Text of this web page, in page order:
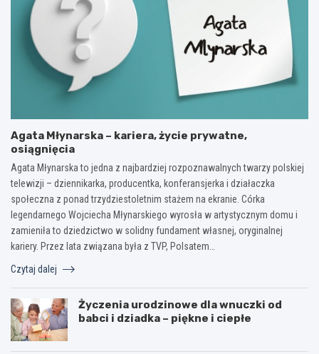
Agata Młynarska – kariera, życie prywatne,
osiągnięcia
Agata Młynarska to jedna z najbardziej rozpoznawalnych twarzy polskiej
telewizji – dziennikarka, producentka, konferansjerka i działaczka
społeczna z ponad trzydziestoletnim stażem na ekranie. Córka
legendarnego Wojciecha Młynarskiego wyrosła w artystycznym domu i
zamieniła to dziedzictwo w solidny fundament własnej, oryginalnej
kariery. Przez lata związana była z TVP, Polsatem…
Czytaj dalej
Życzenia urodzinowe dla wnuczki od
babci i dziadka – piękne i ciepłe